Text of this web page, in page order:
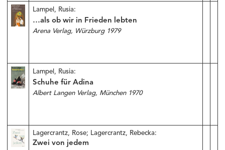
Lampel, Rusia:
…als ob wir in Frieden lebten
Arena Verlag, Würzburg 1979
Lampel, Rusia:
Schuhe für Adina
Albert Langen Verlag, München 1970
Lagercrantz, Rose; Lagercrantz, Rebecka:
Zwei von jedem